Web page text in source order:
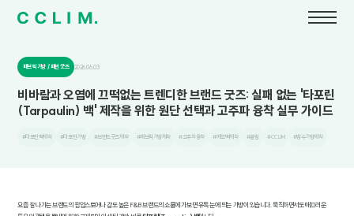
패브릭 가방 / 패션 굿즈 2026.06.03
비바람과 오염에 끄떡없는 트렌디한 브랜드 굿즈: 실패 없는 '타포린
(Tarpaulin) 백' 제작을 위한 원단 선택과 고주파 융착 실무 가이드
#타포린백제작 #타포린가방 #브랜드굿즈제작 #패브릭가방제작 #고주파융착 #에코백제작 #클림 #CCLIM #방수가방제작
요즘 잘 나가는 브랜드의 팝업스토어나 감도 높은 F&B 브랜드의 쇼룸에 가보면 유독 눈에 띄는 가방이 있습니다. 묵직하면서도 매끄러운